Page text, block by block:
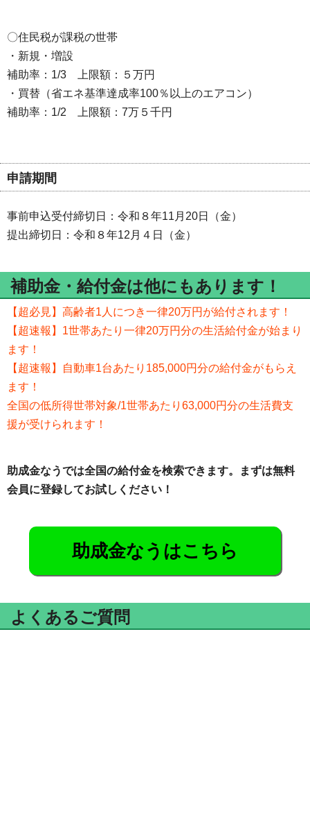
〇住民税が課税の世帯
・新規・増設
補助率：1/3 上限額：５万円
・買替（省エネ基準達成率100％以上のエアコン）
補助率：1/2 上限額：7万５千円
申請期間
事前申込受付締切日：令和８年11月20日（金）
提出締切日：令和８年12月４日（金）
補助金・給付金は他にもあります！
【超必見】高齢者1人につき一律20万円が給付されます！
【超速報】1世帯あたり一律20万円分の生活給付金が始まり
ます！
【超速報】自動車1台あたり185,000円分の給付金がもらえ
ます！
全国の低所得世帯対象/1世帯あたり63,000円分の生活費支
援が受けられます！
助成金なうでは全国の給付金を検索できます。まずは無料
会員に登録してお試しください！
助成金なうはこちら
よくあるご質問